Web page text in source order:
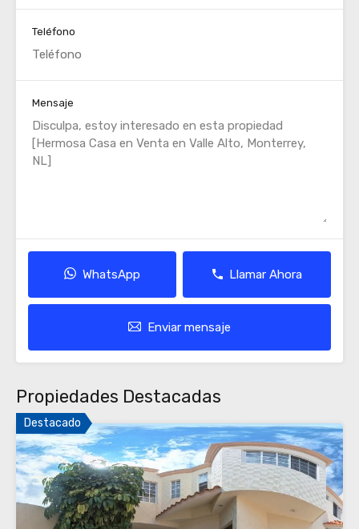
Teléfono
Mensaje
WhatsApp Llamar Ahora
Enviar mensaje
Propiedades Destacadas
Destacado